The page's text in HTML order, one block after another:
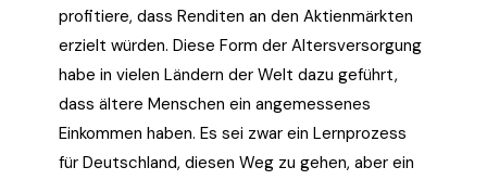
profitiere, dass Renditen an den Aktienmärkten
erzielt würden. Diese Form der Altersversorgung
habe in vielen Ländern der Welt dazu geführt,
dass ältere Menschen ein angemessenes
Einkommen haben. Es sei zwar ein Lernprozess
für Deutschland, diesen Weg zu gehen, aber ein